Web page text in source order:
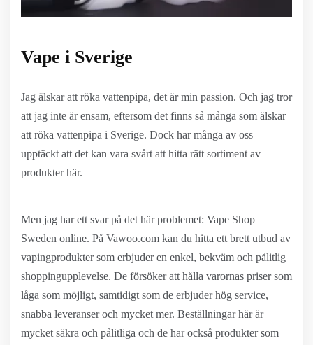
Vape i Sverige
Jag älskar att röka vattenpipa, det är min passion. Och jag tror
att jag inte är ensam, eftersom det finns så många som älskar
att röka vattenpipa i Sverige. Dock har många av oss
upptäckt att det kan vara svårt att hitta rätt sortiment av
produkter här.
Men jag har ett svar på det här problemet: Vape Shop
Sweden online. På Vawoo.com kan du hitta ett brett utbud av
vapingprodukter som erbjuder en enkel, bekväm och pålitlig
shoppingupplevelse. De försöker att hålla varornas priser som
låga som möjligt, samtidigt som de erbjuder hög service,
snabba leveranser och mycket mer. Beställningar här är
mycket säkra och pålitliga och de har också produkter som